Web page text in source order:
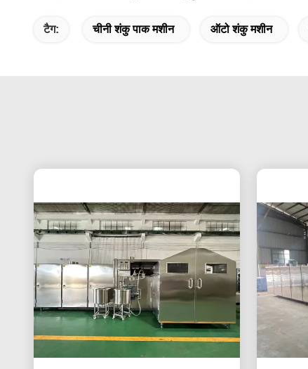
टैग: चीनी शंकु पाक मशीन ऑटो शंकु मशीन